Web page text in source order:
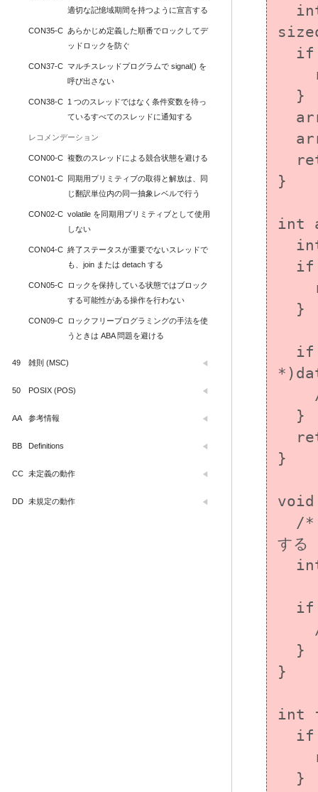
}
int
}
す
}
int
適切な記憶域期間を持つように宣言する
CON35-C あらかじめ定義した順番でロックしてデ
ッドロックを防ぐ
CON37-C マルチスレッドプログラムで signal() を
呼び出さない
CON38-C 1 つのスレッドではなく条件変数を待っ
ているすべてのスレッドに通知する
レコメンデーション
CON00-C 複数のスレッドによる競合状態を避ける
CON01-C 同期用プリミティブの取得と解放は、同
じ翻訳単位内の同一抽象レベルで行う
CON02-C volatile を同期用プリミティブとして使用
しない
CON04-C 終了ステータスが重要でないスレッドで
も、join または detach する
CON05-C
ロックを保持している状態ではブロック
する可能性がある操作を行わない
CON09-C
ロックフリープログラミングの手法を使
うときは ABA 問題を避ける
49 雑則 (MSC)
50 POSIX (POS)
AA 参考情報
BB Definitions
CC 未定義の動作
DD 未規定の動作